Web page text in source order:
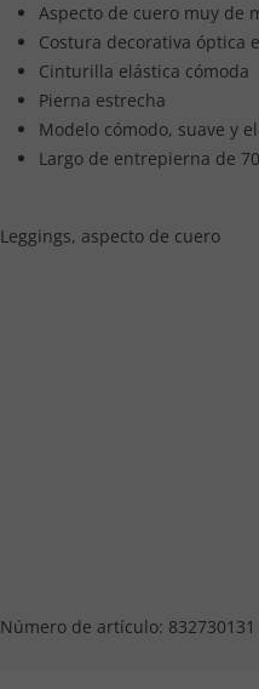
Aspecto de cuero muy de
Costura decorativa óptica
Cinturilla elástica cómoda
Pierna estrecha
Modelo cómodo, suave y
Largo de entrepierna de
Leggings, aspecto de cuero
Número de artículo: 832730131